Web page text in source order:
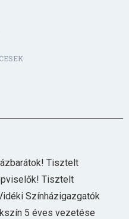
Tisztelt
Tisztelt
Színházigazgatók
5 éves vezetése